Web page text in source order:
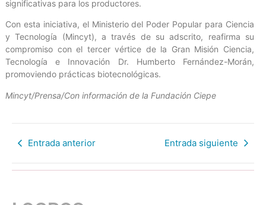
significativas para los productores.
Con esta iniciativa, el Ministerio del Poder Popular para Ciencia
y Tecnología (Mincyt), a través de su adscrito, reafirma su
compromiso con el tercer vértice de la Gran Misión Ciencia,
Tecnología e Innovación Dr. Humberto Fernández-Morán,
promoviendo prácticas biotecnológicas.
Mincyt/Prensa/Con información de la Fundación Ciepe
Entrada anterior Entrada siguiente